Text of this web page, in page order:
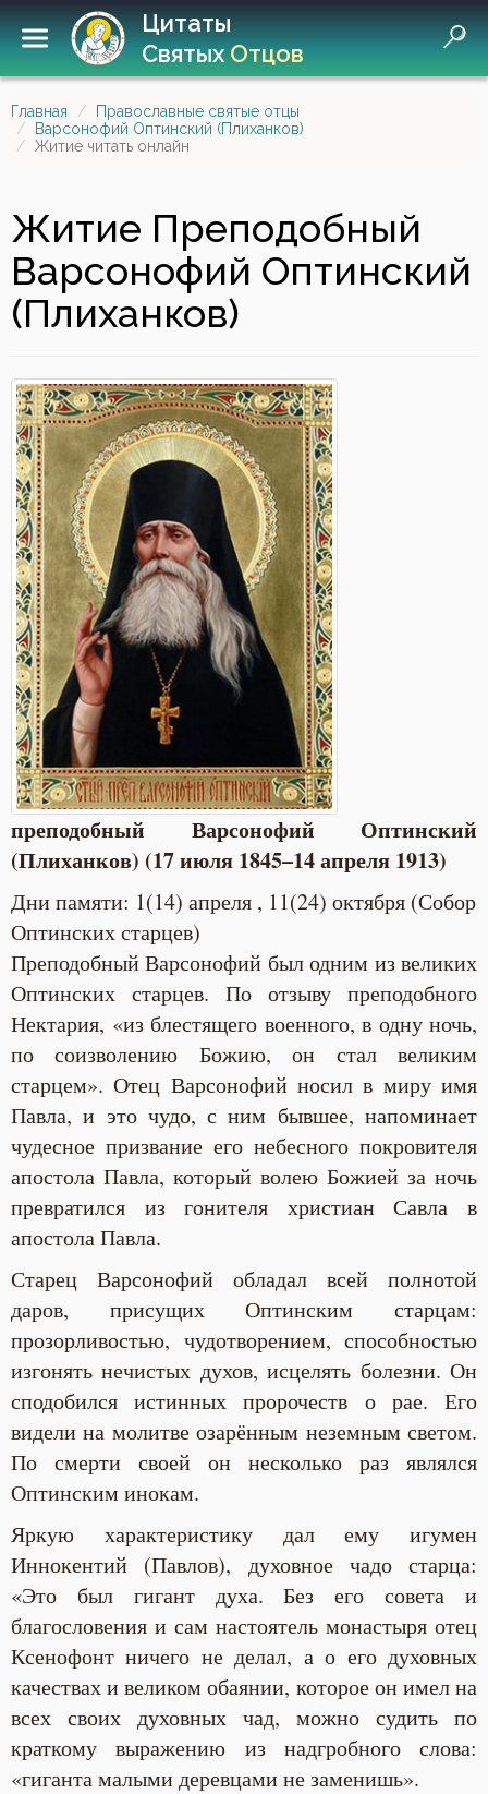
Цитаты
СвятыхОтцов
Главная
Православные святые отцы
Варсонофий Оптинский (Плиханков)
Житие читать онлайн
Житие Преподобный
Варсонофий Оптинский
(Плиханков)
преподобный Варсонофий Оптинский
(Плиханков) (17 июля 1845–14 апреля 1913)
Дни памяти: 1(14) апреля , 11(24) октября (Собор
Оптинских старцев)
Преподобный Варсонофий был одним из великих
Оптинских старцев. По отзыву преподобного
Нектария, «из блестящего военного, в одну ночь,
по соизволению Божию, он стал великим
старцем». Отец Варсонофий носил в миру имя
Павла, и это чудо, с ним бывшее, напоминает
чудесное призвание его небесного покровителя
апостола Павла, который волею Божией за ночь
превратился из гонителя христиан Савла в
апостола Павла.
Старец Варсонофий обладал всей полнотой
даров, присущих Оптинским старцам:
прозорливостью, чудотворением, способностью
изгонять нечистых духов, исцелять болезни. Он
сподобился истинных пророчеств о рае. Его
видели на молитве озарённым неземным светом.
По смерти своей он несколько раз являлся
Оптинским инокам.
Яркую характеристику дал ему игумен
Иннокентий (Павлов), духовное чадо старца:
«Это был гигант духа. Без его совета и
благословения и сам настоятель монастыря отец
Ксенофонт ничего не делал, а о его духовных
качествах и великом обаянии, которое он имел на
всех своих духовных чад, можно судить по
краткому выражению из надгробного слова:
«гиганта малыми деревцами не заменишь».